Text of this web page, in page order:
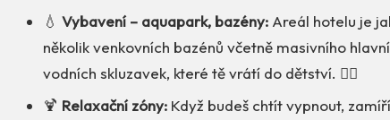
💧 Vybavení – aquapark, bazény: Areál hotelu je
několik venkovních bazénů včetně masivního
vodních skluzavek, které tě vrátí do dětství. 🏊‍♂️
🍹 Relaxační zóny: Když budeš chtít vypnout,